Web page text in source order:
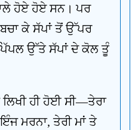
ਹੋਏ ਹੋਏ ਸਨ। ਪਰ
ਬਚਾ ਕੇ ਸੱਪਾਂ ਤੋਂ ਉੱਪਰ
ਉੱਤੇ ਸੱਪਾਂ ਦੇ ਕੋਲ ਤੂੰ
ਹੀ ਹੋਈ ਸੀ—ਤੇਰਾ
ਮਰਨਾ, ਤੇਰੀ ਮਾਂ ਤੇ